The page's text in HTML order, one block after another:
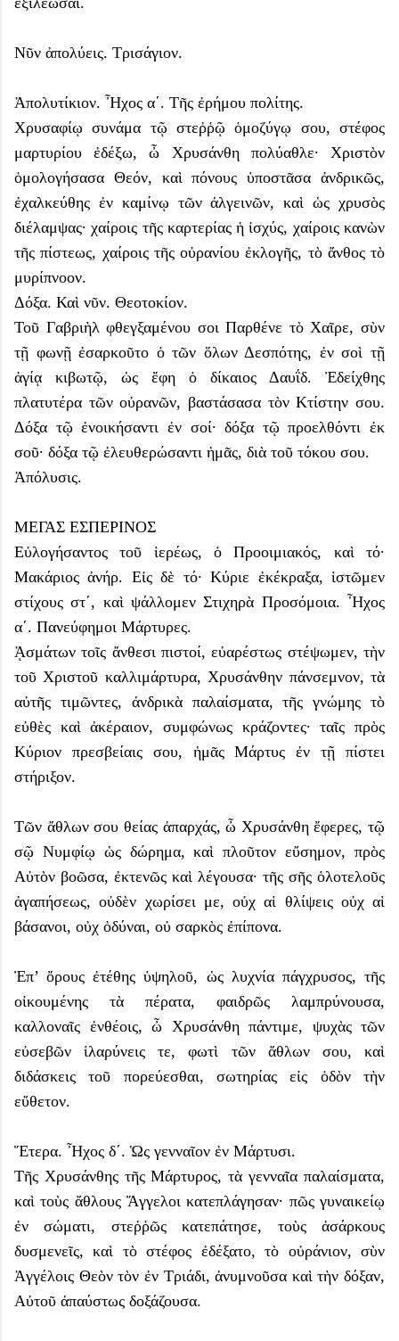
Νῦν ἀπολύεις. Τρισάγιον.
Ἀπολυτίκιον. Ἦχος α΄. Τῆς ἐρήμου πολίτης.
Χρυσαφίῳ συνάμα τῷ στεῤῥῷ ὁμοζύγῳ σου, στέφος
μαρτυρίου ἐδέξω, ὦ Χρυσάνθη πολύαθλε· Χριστὸν
ὁμολογήσασα Θεόν, καὶ πόνους ὑποστᾶσα ἀνδρικῶς,
ἐχαλκεύθης ἐν καμίνῳ τῶν ἀλγεινῶν, καὶ ὡς χρυσὸς
διέλαμψας· χαίροις τῆς καρτερίας ἡ ἰσχύς, χαίροις κανὼν
τῆς πίστεως, χαίροις τῆς οὐρανίου ἐκλογῆς, τὸ ἄνθος τὸ
μυρίπνοον.
Δόξα. Καὶ νῦν. Θεοτοκίον.
Τοῦ Γαβριὴλ φθεγξαμένου σοι Παρθένε τὸ Χαῖρε, σὺν
τῇ φωνῇ ἐσαρκοῦτο ὁ τῶν ὅλων Δεσπότης, ἐν σοὶ τῇ
ἁγίᾳ κιβωτῷ, ὡς ἔφη ὁ δίκαιος Δαυΐδ. Ἐδείχθης
πλατυτέρα τῶν οὐρανῶν, βαστάσασα τὸν Κτίστην σου.
Δόξα τῷ ἐνοικήσαντι ἐν σοί· δόξα τῷ προελθόντι ἐκ
σοῦ· δόξα τῷ ἐλευθερώσαντι ἡμᾶς, διὰ τοῦ τόκου σου.
Ἀπόλυσις.
ΜΕΓΑΣ ΕΣΠΕΡΙΝΟΣ
Εὐλογήσαντος τοῦ ἱερέως, ὁ Προοιμιακός, καὶ τό·
Μακάριος ἀνήρ. Εἰς δὲ τό· Κύριε ἐκέκραξα, ἱστῶμεν
στίχους στ΄, καὶ ψάλλομεν Στιχηρὰ Προσόμοια. Ἦχος
α΄. Πανεύφημοι Μάρτυρες.
ᾈσμάτων τοῖς ἄνθεσι πιστοί, εὐαρέστως στέψωμεν, τὴν
τοῦ Χριστοῦ καλλιμάρτυρα, Χρυσάνθην πάνσεμνον, τὰ
αὐτῆς τιμῶντες, ἀνδρικὰ παλαίσματα, τῆς γνώμης τὸ
εὐθὲς καὶ ἀκέραιον, συμφώνως κράζοντες· ταῖς πρὸς
Κύριον πρεσβείαις σου, ἡμᾶς Μάρτυς ἐν τῇ πίστει
στήριξον.
Τῶν ἄθλων σου θείας ἀπαρχάς, ὦ Χρυσάνθη ἔφερες, τῷ
σῷ Νυμφίῳ ὡς δώρημα, καὶ πλοῦτον εὔσημον, πρὸς
Αὐτὸν βοῶσα, ἐκτενῶς καὶ λέγουσα· τῆς σῆς ὁλοτελοῦς
ἀγαπήσεως, οὐδὲν χωρίσει με, οὐχ αἱ θλίψεις οὐχ αἱ
βάσανοι, οὐχ ὀδύναι, οὐ σαρκὸς ἐπίπονα.
Ἐπ’ ὄρους ἐτέθης ὑψηλοῦ, ὡς λυχνία πάγχρυσος, τῆς
οἰκουμένης τὰ πέρατα, φαιδρῶς λαμπρύνουσα,
καλλοναῖς ἐνθέοις, ὦ Χρυσάνθη πάντιμε, ψυχὰς τῶν
εὐσεβῶν ἱλαρύνεις τε, φωτὶ τῶν ἄθλων σου, καὶ
διδάσκεις τοῦ πορεύεσθαι, σωτηρίας εἰς ὁδὸν τὴν
εὔθετον.
Ἕτερα. Ἦχος δ΄. Ὡς γενναῖον ἐν Μάρτυσι.
Τῆς Χρυσάνθης τῆς Μάρτυρος, τὰ γενναῖα παλαίσματα,
καὶ τοὺς ἄθλους Ἄγγελοι κατεπλάγησαν· πῶς γυναικείῳ
ἐν σώματι, στεῤῥῶς κατεπάτησε, τοὺς ἀσάρκους
δυσμενεῖς, καὶ τὸ στέφος ἐδέξατο, τὸ οὐράνιον, σὺν
Ἀγγέλοις Θεὸν τὸν ἐν Τριάδι, ἀνυμνοῦσα καὶ τὴν δόξαν,
Αὐτοῦ ἀπαύστως δοξάζουσα.